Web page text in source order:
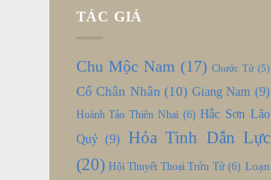
TÁC GIẢ
Chu Mộc Nam(17) Chước Tử(5)
Cổ Chân Nhân (10) Giang Nam (9)
Hoành Tảo Thiên Nhai(6) Hắc Sơn Lão
Quỷ(9)
Hỏa Tinh Dẫn Lực
(20) Hội Thuyết Thoại Trửu Tử(6) Loạn